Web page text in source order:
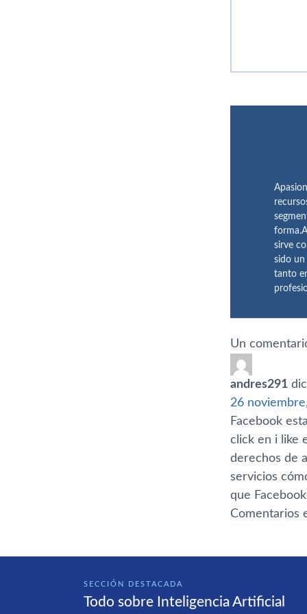
sirve
sido un
tanto
Un
andres291
26
Facebook
click en i like
derechos de
servicios
que
Comentarios
SECCIÓN DESTACADA
Todo sobre Inteligencia Artificial